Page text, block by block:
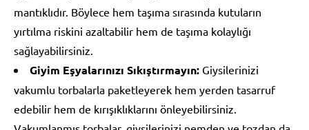
mantıklıdır. Böylece hem taşıma sırasında kutuların
yırtılma riskini azaltabilir hem de taşıma kolaylığı
sağlayabilirsiniz.
Giyim Eşyalarınızı Sıkıştırmayın: Giysilerinizi
vakumlu torbalarla paketleyerek hem yerden tasarruf
edebilir hem de kırışıklıklarını önleyebilirsiniz.